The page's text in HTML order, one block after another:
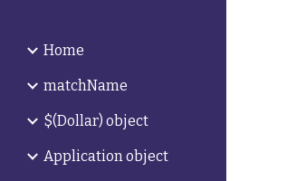
Home
matchName
$(Dollar) object
Application object